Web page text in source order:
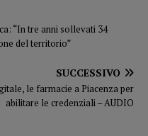
“In tre anni sollevati 34
del territorio”
SUCCESSIVO
le farmacie a Piacenza per
abilitare le credenziali – AUDIO